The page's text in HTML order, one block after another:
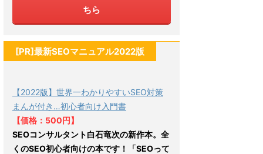
ちら
[PR]最新SEOマニュアル2022版
【2022版】世界一わかりやすいSEO対策
まんが付き…初心者向け入門書
【価格：500円】
SEOコンサルタント白石竜次の新作本。全
くのSEO初心者向けの本です！「SEOって